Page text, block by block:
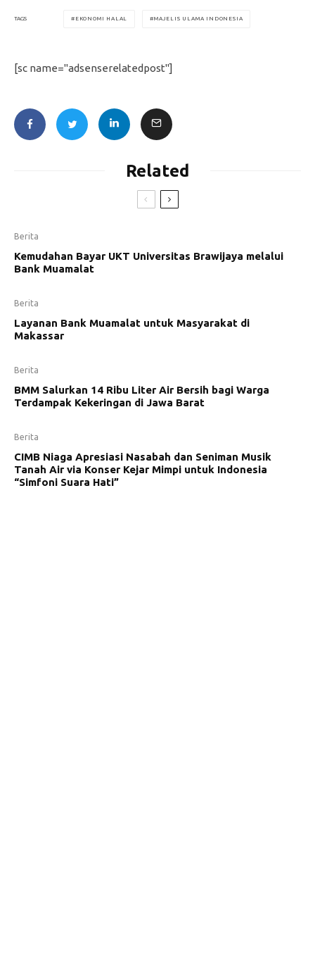
TAGS EKONOMI HALAL MAJELIS ULAMA INDONESIA
[sc name="adsenserelatedpost"]
Related
Berita
Kemudahan Bayar UKT Universitas Brawijaya melalui
Bank Muamalat
Berita
Layanan Bank Muamalat untuk Masyarakat di
Makassar
Berita
BMM Salurkan 14 Ribu Liter Air Bersih bagi Warga
Terdampak Kekeringan di Jawa Barat
Berita
CIMB Niaga Apresiasi Nasabah dan Seniman Musik
Tanah Air via Konser Kejar Mimpi untuk Indonesia
“Simfoni Suara Hati”